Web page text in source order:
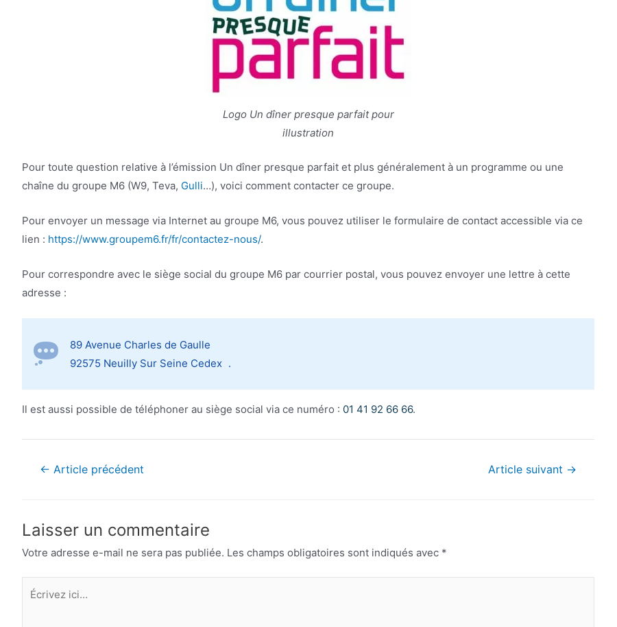
Logo Un dîner presque parfait pour
illustration
Pour toute question relative à l’émission Un dîner presque parfait et plus généralement à un programme ou une
chaîne du groupe M6 (W9, Teva, Gulli…), voici comment contacter ce groupe.
Pour envoyer un message via Internet au groupe M6, vous pouvez utiliser le formulaire de contact accessible via ce
lien : https://www.groupem6.fr/fr/contactez-nous/.
Pour correspondre avec le siège social du groupe M6 par courrier postal, vous pouvez envoyer une lettre à cette
adresse :
89 Avenue Charles de Gaulle
92575 Neuilly Sur Seine Cedex .
Il est aussi possible de téléphoner au siège social via ce numéro : 01 41 92 66 66.
Navigation
← Article précédent Article suivant →
Laisser un commentaire
Votre adresse e-mail ne sera pas publiée. Les champs obligatoires sont indiqués avec *
Écrivez